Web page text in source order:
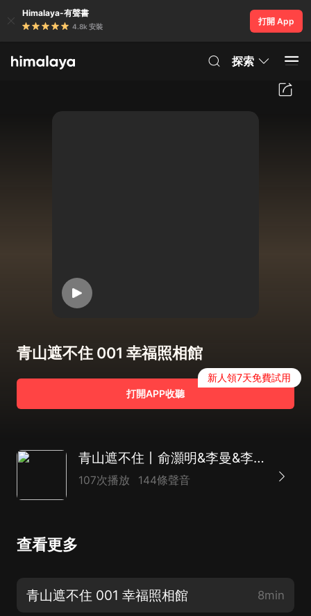
Himalaya-有聲書
4.8k 安裝
打開 App
探索
青山遮不住 001 幸福照相館
打開APP收聽
新人領7天免費試用
青山遮不住丨俞灝明&李曼&李乃文主演影視原著丨年代愛情｜青春勵志｜時代情感
107次播放 144條聲音
查看更多
青山遮不住 001 幸福照相館 8min